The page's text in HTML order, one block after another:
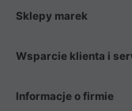
Sklepy marek
Wsparcie klienta i
Informacje o firmie